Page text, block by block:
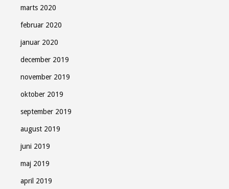
marts 2020
februar 2020
januar 2020
december 2019
november 2019
oktober 2019
september 2019
august 2019
juni 2019
maj 2019
april 2019